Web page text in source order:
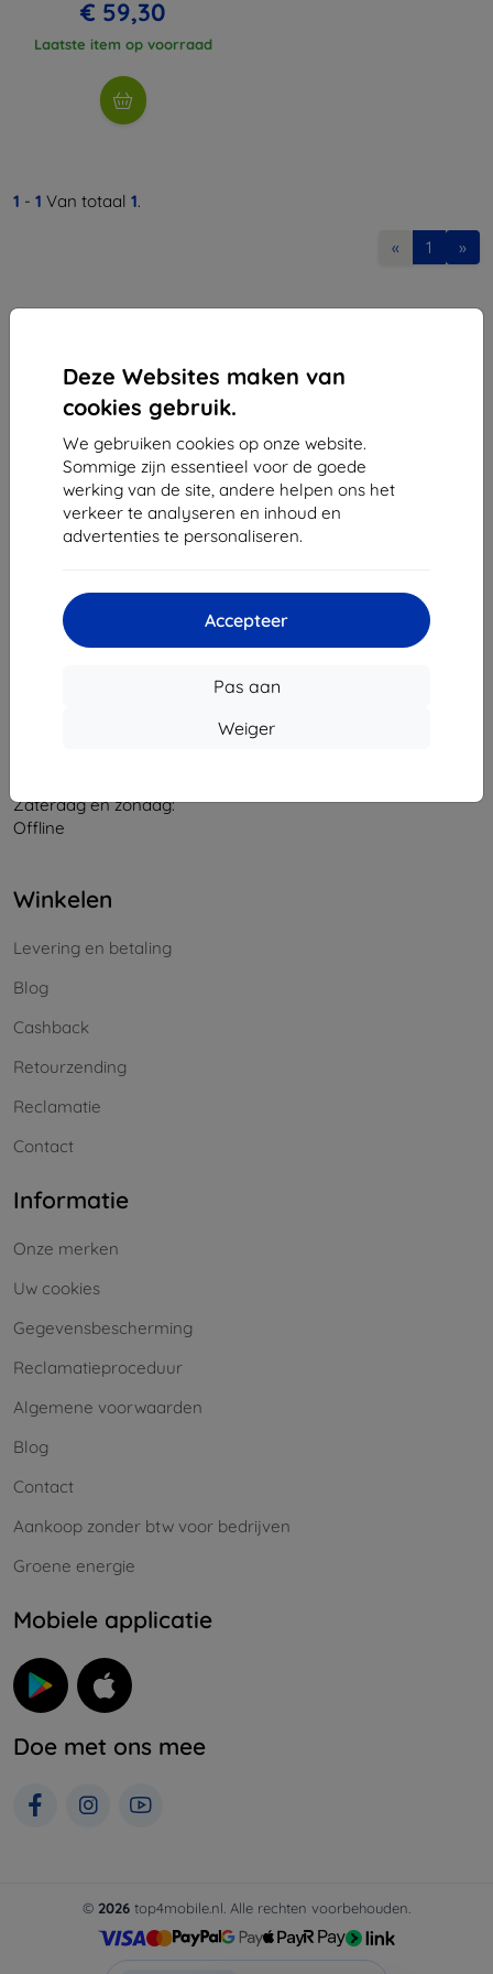
Deze Websites maken van
cookies gebruik.
We gebruiken cookies op onze website.
Sommige zijn essentieel voor de goede
werking van de site, andere helpen ons het
verkeer te analyseren en inhoud en
advertenties te personaliseren.
Accepteer
Pas aan
Weiger
€ 59,30
Laatste item op voorraad
1 - 1 Van totaal 1.
« 1 »
Ulica Rudolfa Mocka 3750/2A
841 04 Bratislava
Bedrijfsnummer:46701494
BTW-nummer:SK2023549671
Contact
Zaterdag en zondag:
Offline
Winkelen
Levering en betaling
Blog
Cashback
Retourzending
Reclamatie
Contact
Informatie
Onze merken
Uw cookies
Gegevensbescherming
Reclamatieproceduur
Algemene voorwaarden
Blog
Contact
Aankoop zonder btw voor bedrijven
Groene energie
Mobiele applicatie
Doe met ons mee
© 2026 top4mobile.nl. Alle rechten voorbehouden.